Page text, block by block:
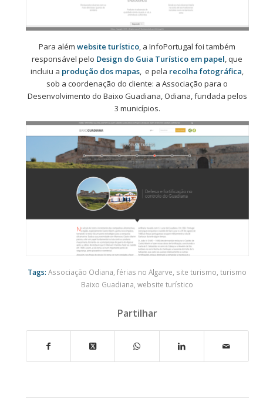
Para alémwebsite turístico, a InfoPortugal foi também
responsável pelo Design do Guia Turístico em papel, que
incluiu a produção dos mapas, e pela recolha fotográfica,
sob a coordenação do cliente: a Associação para o
Desenvolvimento do Baixo Guadiana, Odiana, fundada pelos
3 municípios.
Tags: Associação Odiana ,férias no Algarve site turismo ,turismo
Baixo Guadiana ,website turístico
Partilhar